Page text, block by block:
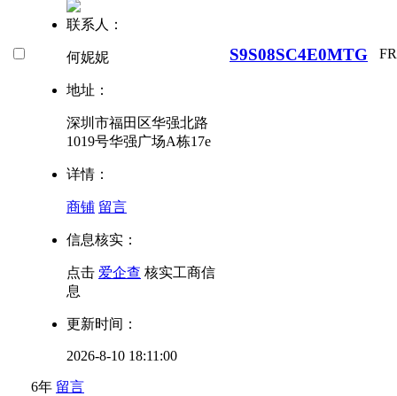
联系人：
何妮妮
地址：
深圳市福田区华强北路
1019号华强广场A栋17e
详情：
商铺 留言
信息核实：
点击 爱企查 核实工商信
息
更新时间：
2026-8-10 18:11:00
6年 留言
S9S08SC4E0MTG